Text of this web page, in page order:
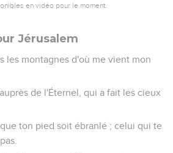
en vidéo pour le moment.
Jérusalem
les montagnes d'où me vient mon
de l'Éternel, qui a fait les cieux
ton pied soit ébranlé ; celui qui te